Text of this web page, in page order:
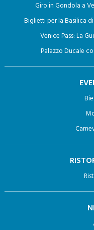
Giro in Gondola a
Biglietti per la Basilica
Venice Pass: La
Palazzo Ducale